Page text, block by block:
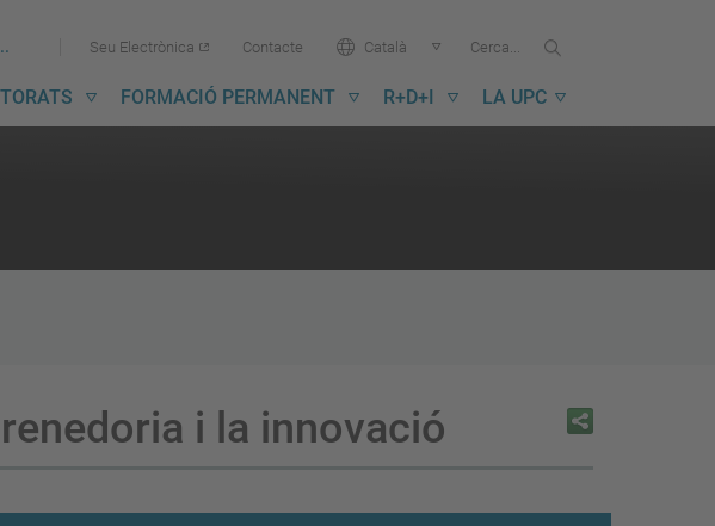
Seu Electrònica Contacte Idioma:Català Cercar...
UPC
FORMACIÓ PERMANENT R+D+I LA UPC
i la innovació